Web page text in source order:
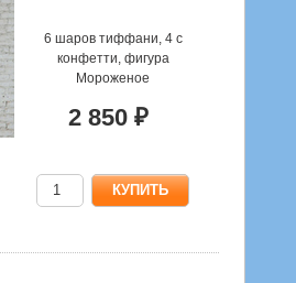
6 шаров тиффани, 4 с
конфетти, фигура
Мороженое
2 850 ₽